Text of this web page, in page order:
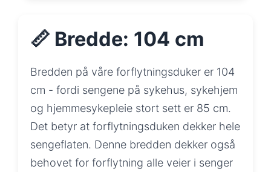
📏 Bredde: 104 cm
Bredden på våre forflytningsduker er 104
cm - fordi sengene på sykehus, sykehjem
og hjemmesykepleie stort sett er 85 cm.
Det betyr at forflytningsduken dekker hele
sengeflaten. Denne bredden dekker også
behovet for forflytning alle veier i senger